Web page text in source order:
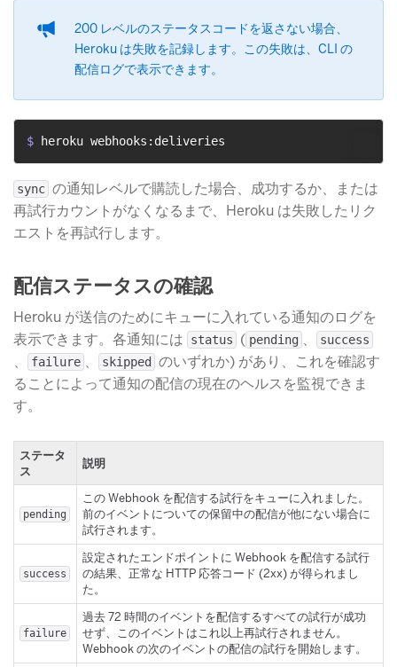
200 レベルのステータスコードを返さない場合、
Heroku は失敗を記録します。この失敗は、CLI の
配信ログで表示できます。
$ heroku webhooks:deliveries
sync ​ の通知レベルで購読した場合、成功するか、または
再試行カウントがなくなるまで、Heroku は失敗したリク
エストを再試行します。
配信ステータスの確認
Heroku が送信のためにキューに入れている通知のログを
表示できます。各通知には
status ​ ( pending ​、 success
、
failure ​、 skipped
​ のいずれか) があり、これを確認す
ることによって通知の配信の現在のヘルスを監視できま
す。
ステータ
ス
説明
pending
この Webhook を配信する試行をキューに入れました。
前のイベントについての保留中の配信が他にない場合に
試行されます。
success
設定されたエンドポイントに Webhook を配信する試行
の結果、正常な HTTP 応答コード (2xx) が得られまし
た。
failure
過去 72 時間のイベントを配信するすべての試行が成功
せず、このイベントはこれ以上再試行されません。
Webhook の次のイベントの配信の試行を開始します。